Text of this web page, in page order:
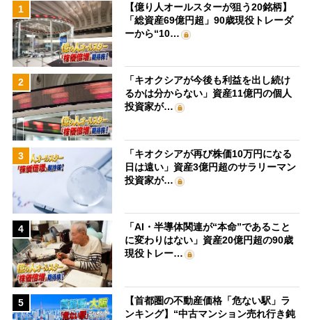
1
【億り人オールスターが狙う20銘柄】
「総資産69億円超」90歳現役トレーダ
ーから“10…
2
「キオクシアが今後も利益を出し続け
るかは分からない」資産11億円の個人
投資家が…
3
「キオクシアが再び株価10万円になる
日は遠い」資産3億円超のサラリーマン
投資家が…
4
「AI・半導体関連が“本命”であること
に変わりはない」資産20億円超の90歳
現役トレー…
5
【首都圏の不動産価格「危ない駅」ラ
ンキング】“中古マンション売れ行き鈍